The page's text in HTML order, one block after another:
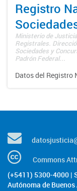
Registro
Ministerio de
Registrales.
Sociedades y
Padrón Federal...
Datos del Registro
Commons
(+5411) 5300-4000 |
Autónoma de